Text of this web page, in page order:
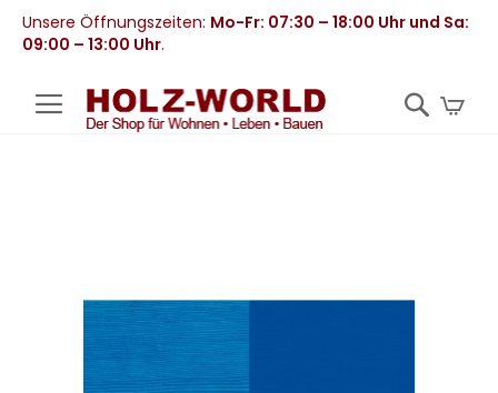
Unsere Öffnungszeiten: Mo-Fr: 07:30 – 18:00 Uhr und Sa:
09:00 – 13:00 Uhr.